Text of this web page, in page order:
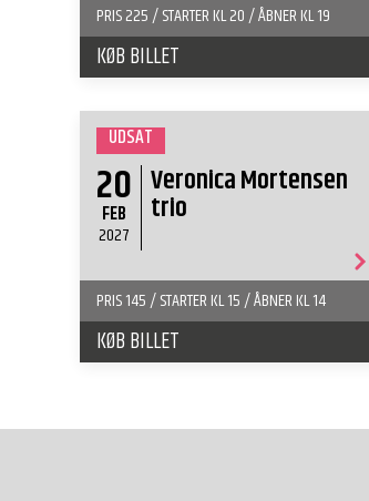
PRIS 225 / STARTER KL 20 / ÅBNER KL 19
KØB BILLET
UDSAT
20
FEB
2027
Veronica Mortensen
trio
PRIS 145 / STARTER KL 15 / ÅBNER KL 14
KØB BILLET